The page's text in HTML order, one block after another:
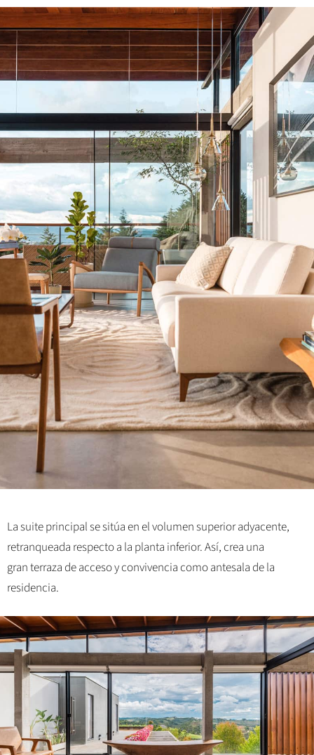
La suite principal se sitúa en el volumen superior adyacente,
retranqueada respecto a la planta inferior. Así, crea una
gran terraza de acceso y convivencia como antesala de la
residencia.